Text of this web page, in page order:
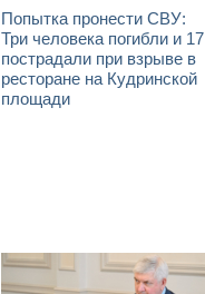
Попытка пронести СВУ:
Три человека погибли и 17
пострадали при взрыве в
ресторане на Кудринской
площади